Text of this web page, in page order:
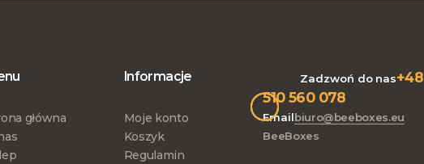
główna
Informacje
Moje konto
Koszyk
Regulamin
Zadzwoń do nas+48
510 560 078
Emailbiuro@beeboxes.eu
BeeBoxes